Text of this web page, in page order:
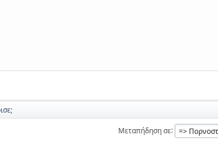
Μεταπήδηση σε